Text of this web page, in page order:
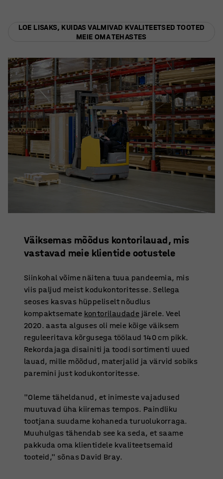
LOE LISAKS, KUIDAS VALMIVAD KVALITEETSED TOOTED
MEIE OMA TEHASTES
Väiksemas mõõdus kontorilauad, mis
vastavad meie klientide ootustele
Siinkohal võime näitena tuua pandeemia, mis
viis paljud meist kodukontoritesse. Sellega
seoses kasvas hüppeliselt nõudlus
kompaktsemate kontorilaudade järele. Veel
2020. aasta alguses oli meie kõige väiksem
reguleeritava kõrgusega töölaud 140 cm pikk.
Rekordajaga disainiti ja toodi sortimenti uued
lauad, mille mõõdud, materjalid ja värvid sobiks
paremini just kodukontoritesse.
"Oleme täheldanud, et inimeste vajadused
muutuvad üha kiiremas tempos. Paindliku
tootjana suudame kohaneda turuolukorraga.
Muuhulgas tähendab see ka seda, et saame
pakkuda oma klientidele kvaliteetsemaid
tooteid," sõnas David Bray.